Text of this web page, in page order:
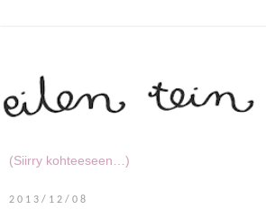
2013/12/08